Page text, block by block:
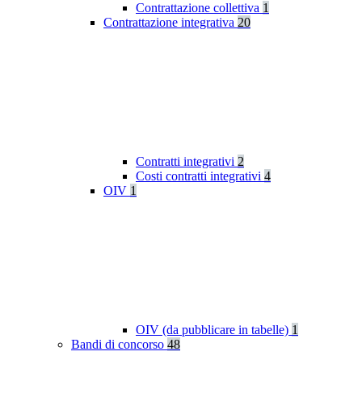
Contrattazione collettiva 1
Contrattazione integrativa 20
Contratti integrativi 2
Costi contratti integrativi 4
OIV 1
OIV (da pubblicare in tabelle) 1
Bandi di concorso 48